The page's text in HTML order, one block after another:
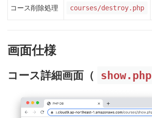
コース削除処理 courses/destroy.php
画面仕様
コース詳細画面（ show.php